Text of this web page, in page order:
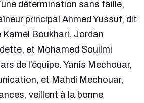
détermination sans faille,
principal Ahmed Yussuf, dit
Kamel Boukhari. Jordan
et Mohamed Souilmi
de l’équipe. Yanis Mechouar,
et Mahdi Mechouar,
veillent à la bonne